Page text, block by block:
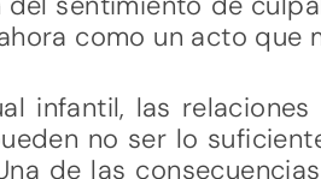
como un acto que
infantil, las
no ser lo
de las